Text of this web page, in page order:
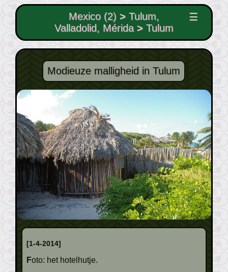
Mexico (2)> Tulum,
Valladolid, Mérida> Tulum
☰
Modieuze malligheid in Tulum
[1-4-2014]
Foto: het hotelhutje.